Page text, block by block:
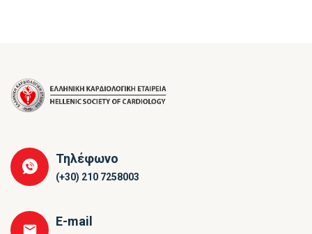
Τηλέφωνο
(+30) 210 7258003
E-mail